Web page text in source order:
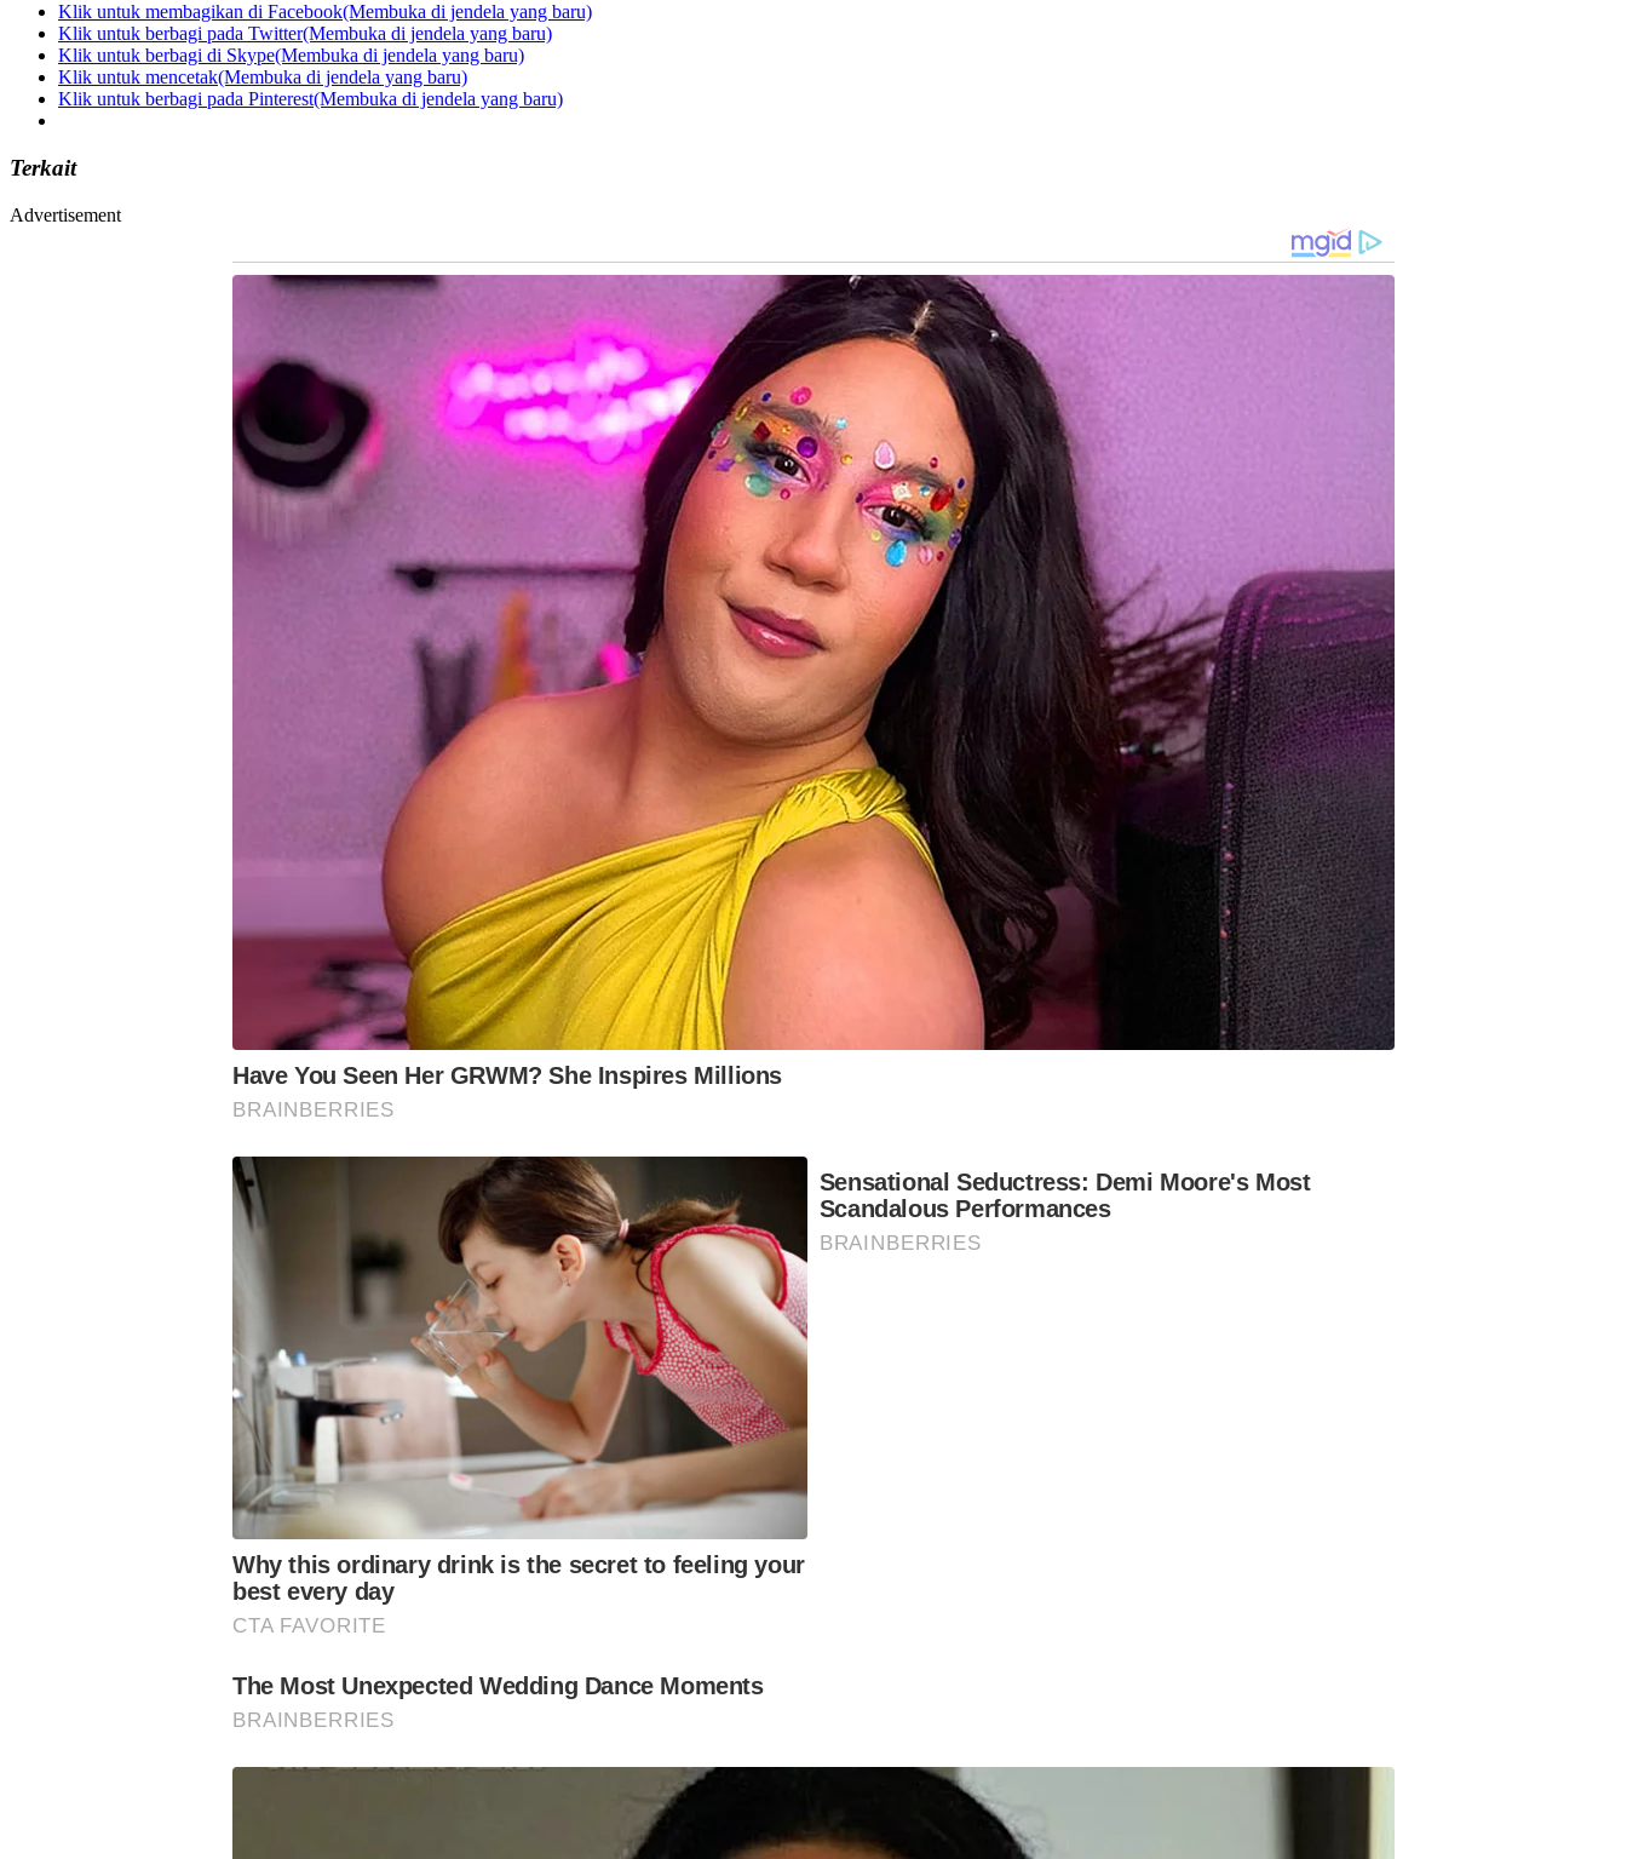
Klik untuk membagikan di Facebook(Membuka di jendela yang baru)
Klik untuk berbagi pada Twitter(Membuka di jendela yang baru)
Klik untuk berbagi di Skype(Membuka di jendela yang baru)
Klik untuk mencetak(Membuka di jendela yang baru)
Klik untuk berbagi pada Pinterest(Membuka di jendela yang baru)
Terkait
Advertisement